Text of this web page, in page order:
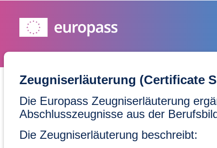
Zeugniserläuterung (Certificate
Die Europass Zeugniserläuterung
Abschlusszeugnisse aus der
Die Zeugniserläuterung beschreibt: